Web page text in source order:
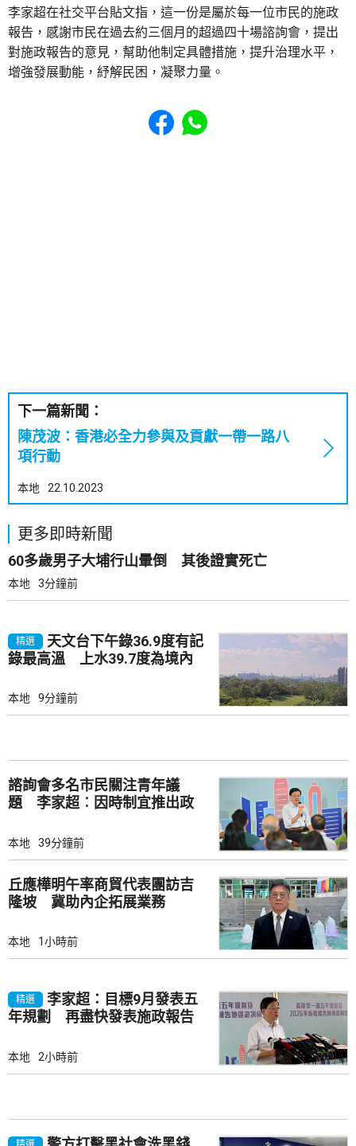
李家超在社交平台貼文指，這一份是屬於每一位市民的施政
報告，感謝市民在過去約三個月的超過四十場諮詢會，提出
對施政報告的意見，幫助他制定具體措施，提升治理水平，
增強發展動能，紓解民困，凝聚力量。
Share to Facebook
Share to WhatsApp
下一篇新聞：
陳茂波：香港必全力參與及貢獻一帶一路八
項行動
本地 22.10.2023
更多即時新聞
60多歲男子大埔行山暈倒 其後證實死亡
本地 3分鐘前
精選
天文台下午錄36.9度有記
錄最高溫 上水39.7度為境內
本地 9分鐘前
諮詢會多名市民關注青年議
題 李家超︰因時制宜推出政
本地 39分鐘前
丘應樺明午率商貿代表團訪吉
隆坡 冀助內企拓展業務
本地 1小時前
精選
李家超：目標9月發表五
年規劃 再盡快發表施政報告
本地 2小時前